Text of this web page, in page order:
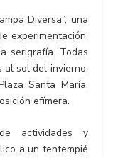
Diversa”, una
experimentación,
serigrafía. Todas
al sol del invierno,
Santa María,
efímera.
actividades y
a un tentempié